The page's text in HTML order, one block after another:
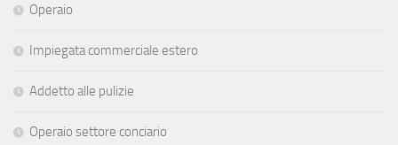
Operaio
Impiegata commerciale estero
Addetto alle pulizie
Operaio settore conciario